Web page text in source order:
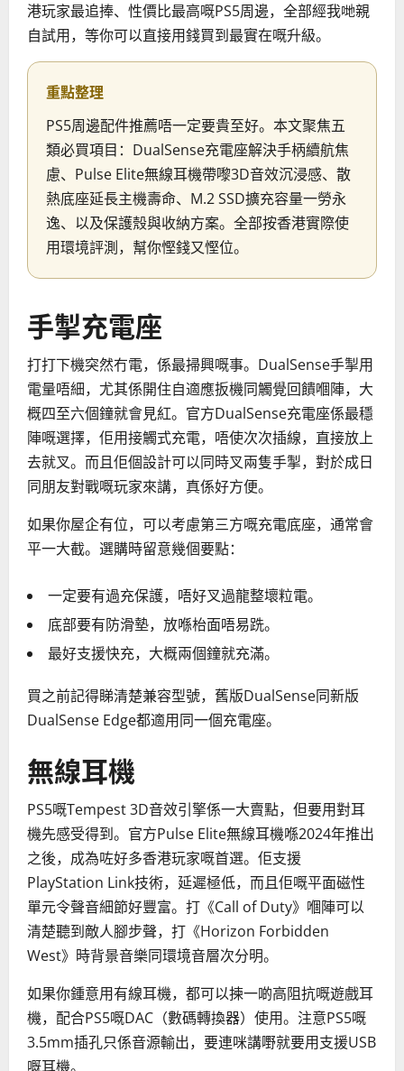
港玩家最追捧、性價比最高嘅PS5周邊，全部經我哋親
自試用，等你可以直接用錢買到最實在嘅升級。
重點整理
PS5周邊配件推薦唔一定要貴至好。本文聚焦五
類必買項目：DualSense充電座解決手柄續航焦
慮、Pulse Elite無線耳機帶嚟3D音效沉浸感、散
熱底座延長主機壽命、M.2 SSD擴充容量一勞永
逸、以及保護殼與收納方案。全部按香港實際使
用環境評測，幫你慳錢又慳位。
手掣充電座
打打下機突然冇電，係最掃興嘅事。DualSense手掣用
電量唔細，尤其係開住自適應扳機同觸覺回饋嗰陣，大
概四至六個鐘就會見紅。官方DualSense充電座係最穩
陣嘅選擇，佢用接觸式充電，唔使次次插線，直接放上
去就叉。而且佢個設計可以同時叉兩隻手掣，對於成日
同朋友對戰嘅玩家來講，真係好方便。
如果你屋企有位，可以考慮第三方嘅充電底座，通常會
平一大截。選購時留意幾個要點：
一定要有過充保護，唔好叉過龍整壞粒電。
底部要有防滑墊，放喺枱面唔易跣。
最好支援快充，大概兩個鐘就充滿。
買之前記得睇清楚兼容型號，舊版DualSense同新版
DualSense Edge都適用同一個充電座。
無線耳機
PS5嘅Tempest 3D音效引擎係一大賣點，但要用對耳
機先感受得到。官方Pulse Elite無線耳機喺2024年推出
之後，成為咗好多香港玩家嘅首選。佢支援
PlayStation Link技術，延遲極低，而且佢嘅平面磁性
單元令聲音細節好豐富。打《Call of Duty》嗰陣可以
清楚聽到敵人腳步聲，打《Horizon Forbidden
West》時背景音樂同環境音層次分明。
如果你鍾意用有線耳機，都可以揀一啲高阻抗嘅遊戲耳
機，配合PS5嘅DAC（數碼轉換器）使用。注意PS5嘅
3.5mm插孔只係音源輸出，要連咪講嘢就要用支援USB
嘅耳機。